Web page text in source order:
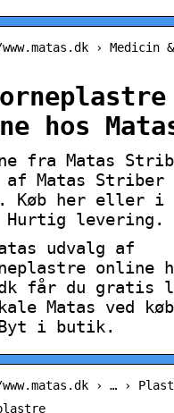
› Medicin
hos
fra Matas
af Matas Striber
Køb her eller i
Hurtig levering.
udvalg af
online
får du gratis
Matas ved
i butik.
› … ›